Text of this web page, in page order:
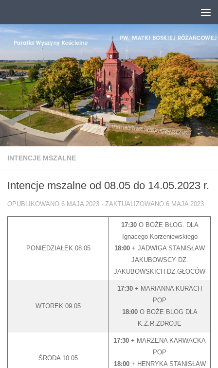
INTENCJE MSZALNE
Intencje mszalne od 08.05 do 14.05.2023 r.
OPUBLIKOWANO 6 MAJA 2023 · ZAKTUALIZOWANO 6 MAJA 2023
PONIEDZIAŁEK 08.05
17:30 O BOŻE BŁOG. DLA
Ignacego Korzeniewskiego
18:00 + JADWIGA STANISŁAW
JAKUBOWSCY DZ.
JAKUBOWSKICH DZ.GŁOCÓW
WTOREK 09.05
17:30 + MARIANNA KURACH
POP
18:00 O BOŻE BLOG DLA
K.Ż.R.ZDROJE
ŚRODA 10.05
17:30 + MARZENA KARWACKA
POP
18:00 + HENRYKA STANISŁAW